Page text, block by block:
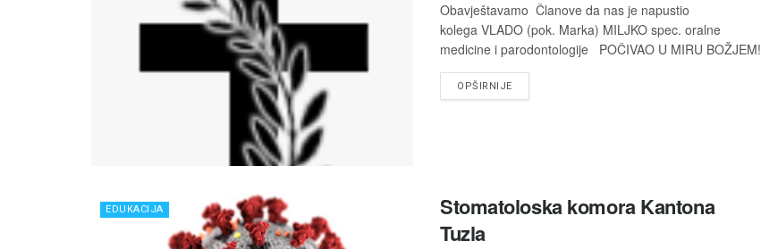
Obavještavamo Članove da nas je napustio
kolega VLADO (pok. Marka) MILJKO spec. oralne
medicine i parodontologije POČIVAO U MIRU BOŽJEM!
OPŠIRNIJE
EDUKACIJA
Stomatoloska komora Kantona
Tuzla